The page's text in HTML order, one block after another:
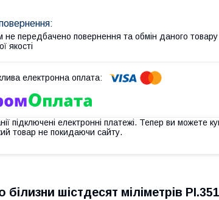
не передбачено повернення та обмін даного товару
якості
підключені електронні платежі. Тепер ви можете
товар не покидаючи сайту.
шістдесят міліметрів PI.351